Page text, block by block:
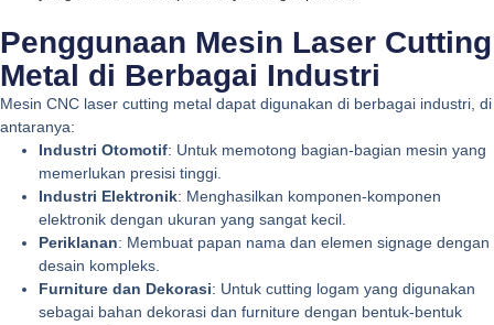
Penggunaan Mesin Laser Cutting
Metal di Berbagai Industri
Mesin CNC laser cutting metal dapat digunakan di berbagai industri, di
antaranya:
Industri Otomotif: Untuk memotong bagian-bagian mesin yang
memerlukan presisi tinggi.
Industri Elektronik: Menghasilkan komponen-komponen
elektronik dengan ukuran yang sangat kecil.
Periklanan: Membuat papan nama dan elemen signage dengan
desain kompleks.
Furniture dan Dekorasi: Untuk cutting logam yang digunakan
sebagai bahan dekorasi dan furniture dengan bentuk-bentuk